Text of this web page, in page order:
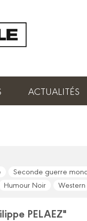
ACTUALITÉS
Seconde guerre
Humour Noir Western
PELAEZ"